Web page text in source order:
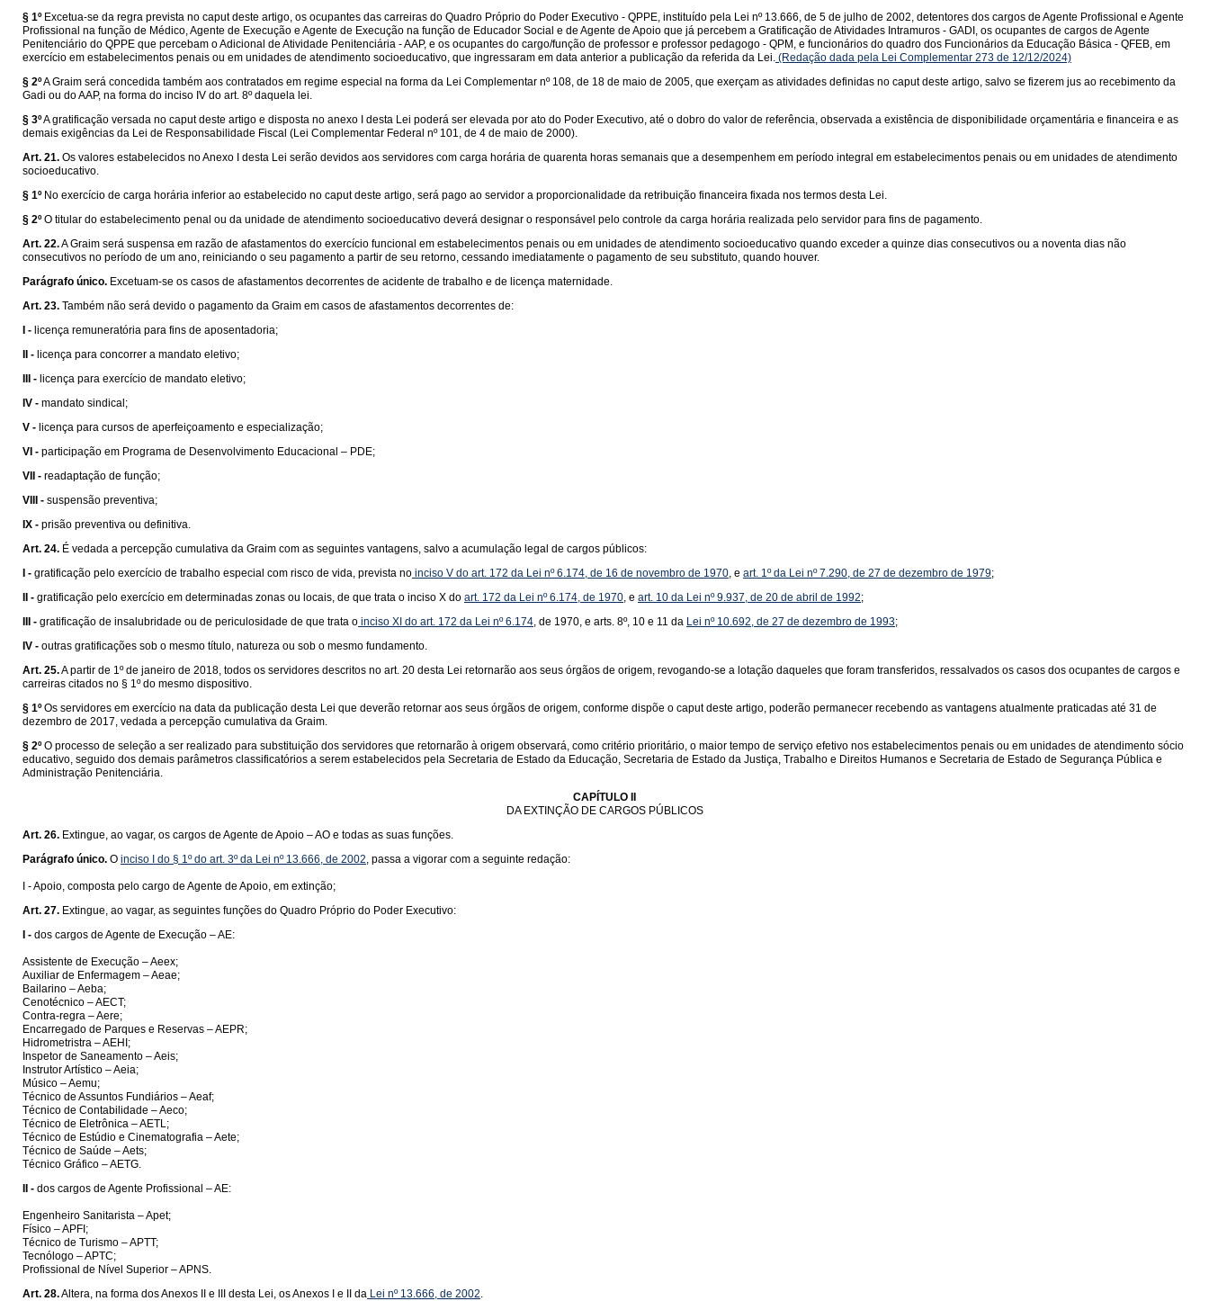
§ 1º Excetua-se da regra prevista no caput deste artigo, os ocupantes das carreiras do Quadro Próprio do Poder Executivo - QPPE, instituído pela Lei nº 13.666, de 5 de julho de 2002, detentores dos cargos de Agente Profissional e Agente
Profissional na função de Médico, Agente de Execução e Agente de Execução na função de Educador Social e de Agente de Apoio que já percebem a Gratificação de Atividades Intramuros - GADI, os ocupantes de cargos de Agente
Penitenciário do QPPE que percebam o Adicional de Atividade Penitenciária - AAP, e os ocupantes do cargo/função de professor e professor pedagogo - QPM, e funcionários do quadro dos Funcionários da Educação Básica - QFEB, em
exercício em estabelecimentos penais ou em unidades de atendimento socioeducativo, que ingressaram em data anterior a publicação da referida da Lei. (Redação dada pela Lei Complementar 273 de 12/12/2024)
§ 2ºA Graim será concedida também aos contratados em regime especial na forma da Lei Complementar nº 108, de 18 de maio de 2005, que exerçam as atividades definidas no caput deste artigo, salvo se fizerem jus ao recebimento da
Gadi ou do AAP, na forma do inciso IV do art. 8º daquela lei.
§ 3ºA gratificação versada no caput deste artigo e disposta no anexo I desta Lei poderá ser elevada por ato do Poder Executivo, até o dobro do valor de referência, observada a existência de disponibilidade orçamentária e financeira e as
demais exigências da Lei de Responsabilidade Fiscal (Lei Complementar Federal nº 101, de 4 de maio de 2000).
Art. 21. Os valores estabelecidos no Anexo I desta Lei serão devidos aos servidores com carga horária de quarenta horas semanais que a desempenhem em período integral em estabelecimentos penais ou em unidades de atendimento
socioeducativo.
§ 1º No exercício de carga horária inferior ao estabelecido no caput deste artigo, será pago ao servidor a proporcionalidade da retribuição financeira fixada nos termos desta Lei.
§ 2º O titular do estabelecimento penal ou da unidade de atendimento socioeducativo deverá designar o responsável pelo controle da carga horária realizada pelo servidor para fins de pagamento.
Art. 22.A Graim será suspensa em razão de afastamentos do exercício funcional em estabelecimentos penais ou em unidades de atendimento socioeducativo quando exceder a quinze dias consecutivos ou a noventa dias não
consecutivos no período de um ano, reiniciando o seu pagamento a partir de seu retorno, cessando imediatamente o pagamento de seu substituto, quando houver.
Parágrafo único. Excetuam-se os casos de afastamentos decorrentes de acidente de trabalho e de licença maternidade.
Art. 23. Também não será devido o pagamento da Graim em casos de afastamentos decorrentes de:
I - licença remuneratória para fins de aposentadoria;
II - licença para concorrer a mandato eletivo;
III - licença para exercício de mandato eletivo;
IV - mandato sindical;
V - licença para cursos de aperfeiçoamento e especialização;
VI - participação em Programa de Desenvolvimento Educacional – PDE;
VII - readaptação de função;
VIII - suspensão preventiva;
IX - prisão preventiva ou definitiva.
Art. 24. É vedada a percepção cumulativa da Graim com as seguintes vantagens, salvo a acumulação legal de cargos públicos:
I - gratificação pelo exercício de trabalho especial com risco de vida, prevista no inciso V do art. 172 da Lei nº 6.174, de 16 de novembro de 1970, e art. 1º da Lei nº 7.290, de 27 de dezembro de 1979;
II - gratificação pelo exercício em determinadas zonas ou locais, de que trata o inciso X do art. 172 da Lei nº 6.174, de 1970, e art. 10 da Lei nº 9.937, de 20 de abril de 1992;
III - gratificação de insalubridade ou de periculosidade de que trata o inciso XI do art. 172 da Lei nº 6.174, de 1970, e arts. 8º, 10 e 11 da Lei nº 10.692, de 27 de dezembro de 1993;
IV - outras gratificações sob o mesmo título, natureza ou sob o mesmo fundamento.
Art. 25.A partir de 1º de janeiro de 2018, todos os servidores descritos no art. 20 desta Lei retornarão aos seus órgãos de origem, revogando-se a lotação daqueles que foram transferidos, ressalvados os casos dos ocupantes de cargos e
carreiras citados no § 1º do mesmo dispositivo.
§ 1º Os servidores em exercício na data da publicação desta Lei que deverão retornar aos seus órgãos de origem, conforme dispõe o caput deste artigo, poderão permanecer recebendo as vantagens atualmente praticadas até 31 de
dezembro de 2017, vedada a percepção cumulativa da Graim.
§ 2º O processo de seleção a ser realizado para substituição dos servidores que retornarão à origem observará, como critério prioritário, o maior tempo de serviço efetivo nos estabelecimentos penais ou em unidades de atendimento sócio
educativo, seguido dos demais parâmetros classificatórios a serem estabelecidos pela Secretaria de Estado da Educação, Secretaria de Estado da Justiça, Trabalho e Direitos Humanos e Secretaria de Estado de Segurança Pública e
Administração Penitenciária.
CAPÍTULO II
DA EXTINÇÃO DE CARGOS PÚBLICOS
Art. 26. Extingue, ao vagar, os cargos de Agente de Apoio – AO e todas as suas funções.
Parágrafo único. O inciso I do § 1º do art. 3º da Lei nº 13.666, de 2002, passa a vigorar com a seguinte redação:
I - Apoio, composta pelo cargo de Agente de Apoio, em extinção;
Art. 27. Extingue, ao vagar, as seguintes funções do Quadro Próprio do Poder Executivo:
I - dos cargos de Agente de Execução – AE:
Assistente de Execução – Aeex;
Auxiliar de Enfermagem – Aeae;
Bailarino – Aeba;
Cenotécnico – AECT;
Contra-regra – Aere;
Encarregado de Parques e Reservas – AEPR;
Hidrometristra – AEHI;
Inspetor de Saneamento – Aeis;
Instrutor Artístico – Aeia;
Músico – Aemu;
Técnico de Assuntos Fundiários – Aeaf;
Técnico de Contabilidade – Aeco;
Técnico de Eletrônica – AETL;
Técnico de Estúdio e Cinematografia – Aete;
Técnico de Saúde – Aets;
Técnico Gráfico – AETG.
II - dos cargos de Agente Profissional – AE:
Engenheiro Sanitarista – Apet;
Físico – APFI;
Técnico de Turismo – APTT;
Tecnólogo – APTC;
Profissional de Nível Superior – APNS.
Art. 28.Altera, na forma dos Anexos II e III desta Lei, os Anexos I e II da Lei nº 13.666, de 2002.